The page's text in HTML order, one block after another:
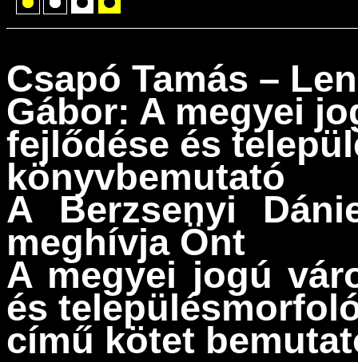
Csapó Tamás –
Gábor: A megyei
fejlődése és
könyvbemutató
A Berzsenyi
meghívja Önt
A megyei jogú
és
című kötet